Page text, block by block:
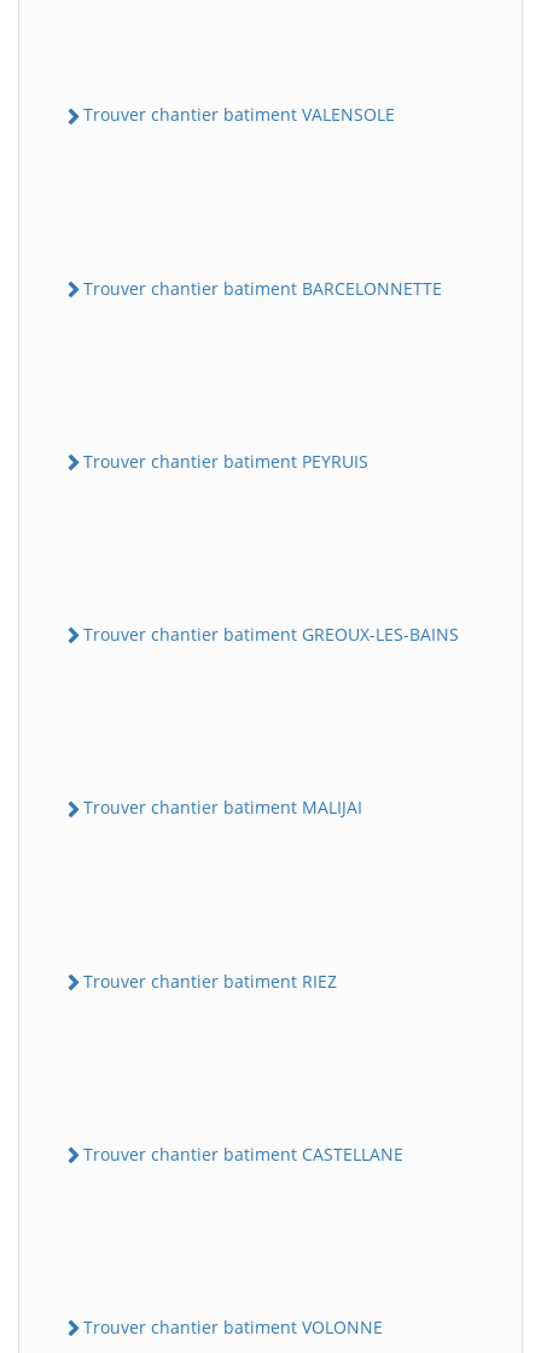
Trouver chantier batiment VALENSOLE
Trouver chantier batiment BARCELONNETTE
Trouver chantier batiment PEYRUIS
Trouver chantier batiment GREOUX-LES-BAINS
Trouver chantier batiment MALIJAI
Trouver chantier batiment RIEZ
Trouver chantier batiment CASTELLANE
Trouver chantier batiment VOLONNE